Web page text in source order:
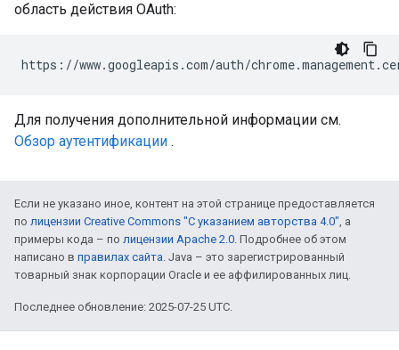
область действия OAuth:
Для получения дополнительной информации см.
Обзор аутентификации .
Если не указано иное, контент на этой странице предоставляется
по лицензии Creative Commons "С указанием авторства 4.0", а
примеры кода – по лицензии Apache 2.0. Подробнее об этом
написано в правилах сайта. Java – это зарегистрированный
товарный знак корпорации Oracle и ее аффилированных лиц.
Последнее обновление: 2025-07-25 UTC.